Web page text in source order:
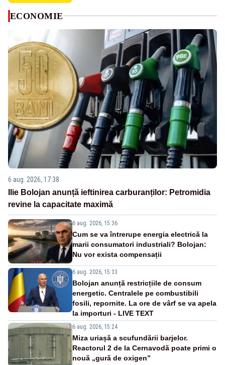
ECONOMIE
6 aug. 2026, 17:38
Ilie Bolojan anunță ieftinirea carburanților: Petromidia
revine la capacitate maximă
6 aug. 2026, 15:36
Cum se va întrerupe energia electrică la
marii consumatori industriali? Bolojan:
Nu vor exista compensații
6 aug. 2026, 15:33
Bolojan anunță restricțiile de consum
energetic. Centralele pe combustibili
fosili, repornite. La ore de vârf se va apela
la importuri - LIVE TEXT
6 aug. 2026, 15:24
Miza uriașă a scufundării barjelor.
Reactorul 2 de la Cernavodă poate primi o
nouă „gură de oxigen”